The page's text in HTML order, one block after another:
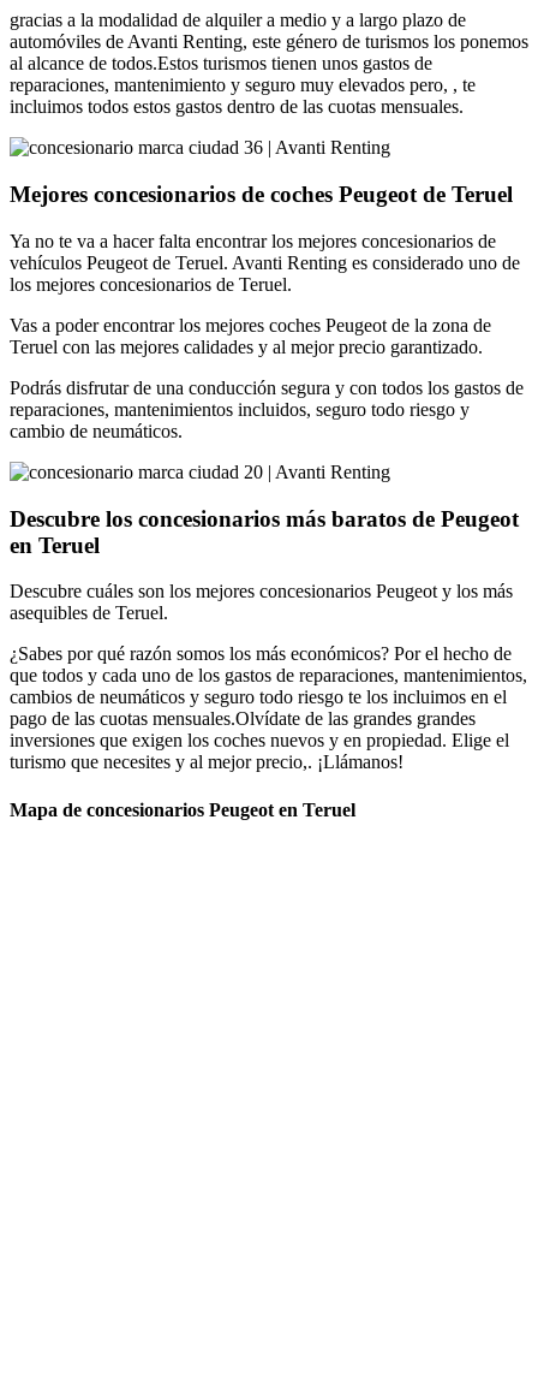
gracias a la modalidad de alquiler a medio y a largo plazo de
automóviles de Avanti Renting, este género de turismos los ponemos
al alcance de todos.Estos turismos tienen unos gastos de
reparaciones, mantenimiento y seguro muy elevados pero, , te
incluimos todos estos gastos dentro de las cuotas mensuales.
Mejores concesionarios de coches Peugeot de Teruel
Ya no te va a hacer falta encontrar los mejores concesionarios de
vehículos Peugeot de Teruel. Avanti Renting es considerado uno de
los mejores concesionarios de Teruel.
Vas a poder encontrar los mejores coches Peugeot de la zona de
Teruel con las mejores calidades y al mejor precio garantizado.
Podrás disfrutar de una conducción segura y con todos los gastos de
reparaciones, mantenimientos incluidos, seguro todo riesgo y
cambio de neumáticos.
Descubre los concesionarios más baratos de Peugeot
en Teruel
Descubre cuáles son los mejores concesionarios Peugeot y los más
asequibles de Teruel.
¿Sabes por qué razón somos los más económicos? Por el hecho de
que todos y cada uno de los gastos de reparaciones, mantenimientos,
cambios de neumáticos y seguro todo riesgo te los incluimos en el
pago de las cuotas mensuales.Olvídate de las grandes grandes
inversiones que exigen los coches nuevos y en propiedad. Elige el
turismo que necesites y al mejor precio,. ¡Llámanos!
Mapa de concesionarios Peugeot en Teruel